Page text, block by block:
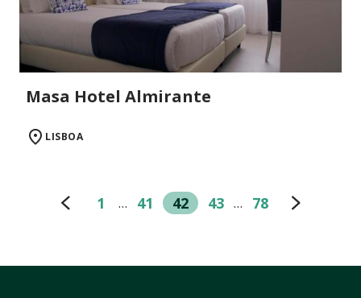
Masa Hotel Almirante
LISBOA
1 … 41 42 43 … 78